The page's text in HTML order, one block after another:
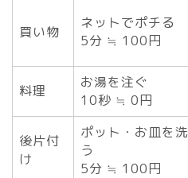
買い物
ネットでポチる
5分 ≒ 100円
料理
お湯を注ぐ
10秒 ≒ 0円
後片付
け
ポット・お皿を洗
う
5分 ≒ 100円